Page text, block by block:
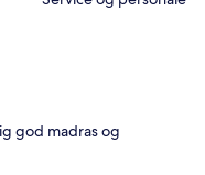
god madras og